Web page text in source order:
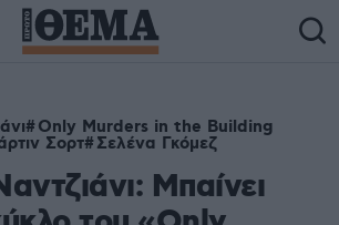
Only Murders in the Building
Σορτ Σελένα Γκόμεζ
Μπαίνει